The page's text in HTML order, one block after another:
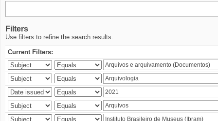
Filters
Use filters to refine the search results.
Current Filters: